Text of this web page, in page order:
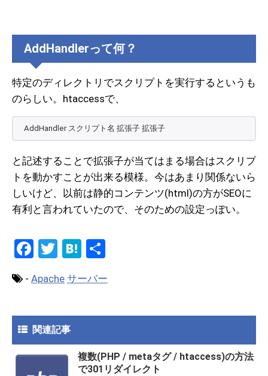
AddHandlerって何？
特定のディレクトリでスクリプトを実行するというも
のらしい。htaccessで、
AddHandler スクリプト名 拡張子 拡張子
と記述することで拡張子が当てはまる場合はスクリプ
トを動かすことが出来る模様。今はあまり関係ないら
しいけど、以前は静的コンテンツ(html)の方がSEOに
有利と言われていたので、そのための設定っぽい。
F
ce
o
o
T
tt
H
e
- Apache サーバー
関連記事
複数(PHP / metaタグ / htaccess)の方法
で301リダイレクト